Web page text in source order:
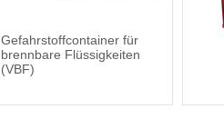
Gefahrstoffcontainer für
brennbare Flüssigkeiten
(VBF)